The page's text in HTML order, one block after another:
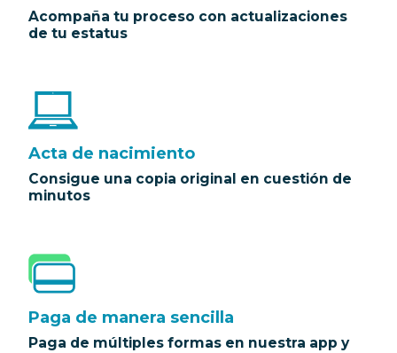
Acompaña tu proceso con actualizaciones
de tu estatus
Acta de nacimiento
Consigue una copia original en cuestión de
minutos
Paga de manera sencilla
Paga de múltiples formas en nuestra app y